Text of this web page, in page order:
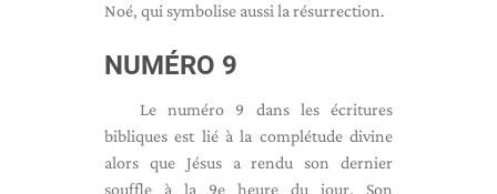
Noé, qui symbolise aussi la résurrection.
NUMÉRO 9
Le numéro 9 dans les écritures
bibliques est lié à la complétude divine
alors que Jésus a rendu son dernier
souffle à la 9e heure du jour. Son